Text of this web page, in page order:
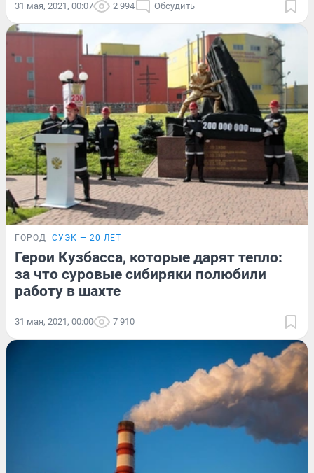
31 мая, 2021, 00:07 2 994 Обсудить
ГОРОД СУЭК — 20 ЛЕТ
Герои Кузбасса, которые дарят тепло:
за что суровые сибиряки полюбили
работу в шахте
31 мая, 2021, 00:00 7 910